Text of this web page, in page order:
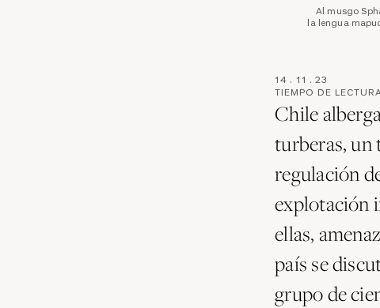
Al musgo
la lengua
14 . 11 . 23
TIEMPO DE
Chile
turberas, un
regulación
explotación
ellas,
país se
grupo de